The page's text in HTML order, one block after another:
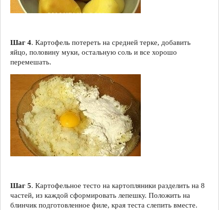
Шаг 4. Картофель потереть на средней терке, добавить
яйцо, половину муки, остальную соль и все хорошо
перемешать.
Шаг 5. Картофельное тесто на картопляники разделить на 8
частей, из каждой сформировать лепешку. Положить на
блинчик подготовленное филе, края теста слепить вместе.